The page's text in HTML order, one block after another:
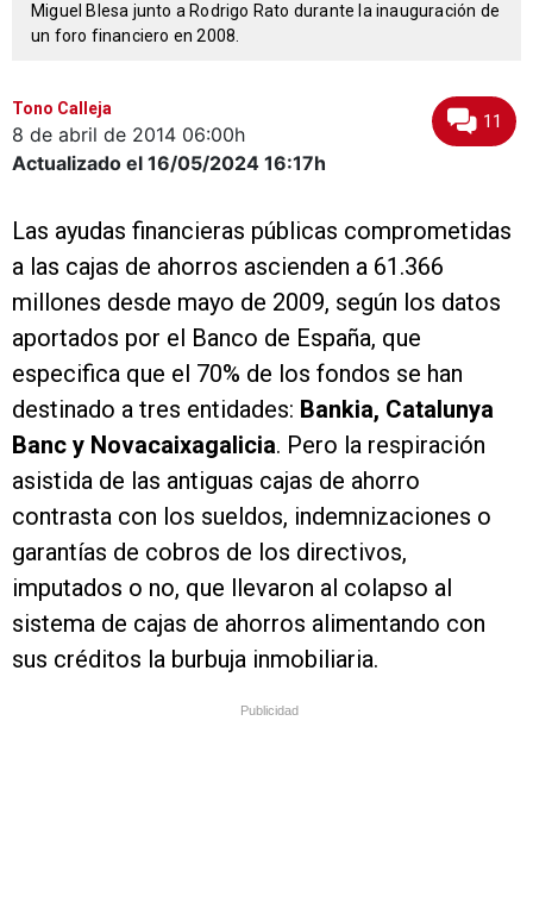
Miguel Blesa junto a Rodrigo Rato durante la inauguración de
un foro financiero en 2008.
Tono Calleja
8 de abril de 2014 06:00h
Actualizado el 16/05/2024 16:17h
11
Las ayudas financieras públicas comprometidas
a las cajas de ahorros ascienden a 61.366
millones desde mayo de 2009, según los datos
aportados por el Banco de España, que
especifica que el 70% de los fondos se han
destinado a tres entidades: Bankia, Catalunya
Banc y Novacaixagalicia. Pero la respiración
asistida de las antiguas cajas de ahorro
contrasta con los sueldos, indemnizaciones o
garantías de cobros de los directivos,
imputados o no, que llevaron al colapso al
sistema de cajas de ahorros alimentando con
sus créditos la burbuja inmobiliaria.
Publicidad